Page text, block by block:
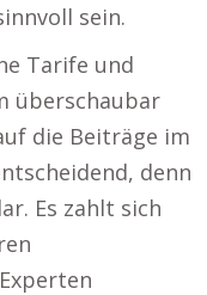
sein.
Tarife und
überschaubar
die Beiträge im
denn
Es zahlt sich